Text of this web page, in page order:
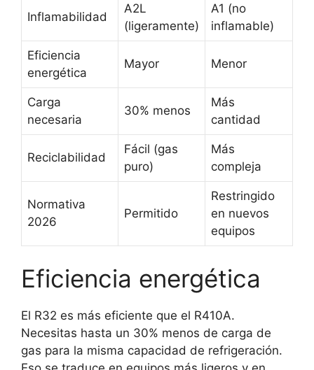
Inflamabilidad
A2L
(ligeramente)
A1 (no
inflamable)
Eficiencia
energética
Mayor Menor
Carga
necesaria
30% menos
Más
cantidad
Reciclabilidad
Fácil (gas
puro)
Más
compleja
Normativa
2026
Permitido
Restringido
en nuevos
equipos
Eficiencia energética
El R32 es más eficiente que el R410A.
Necesitas hasta un 30% menos de carga de
gas para la misma capacidad de refrigeración.